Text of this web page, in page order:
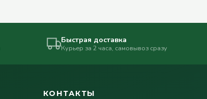
Быстрая доставка
Курьер за 2 часа, самовывоз сразу
КОНТАКТЫ